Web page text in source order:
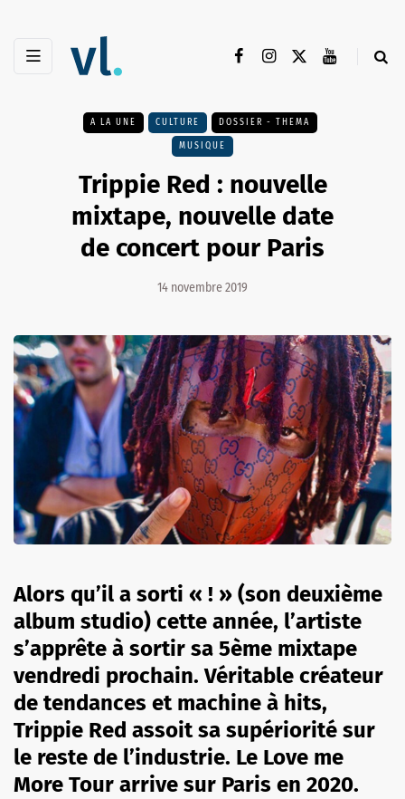
A LA UNE CULTURE DOSSIER - THEMA
MUSIQUE
Trippie Red : nouvelle
mixtape, nouvelle date
de concert pour Paris
14 novembre 2019
Alors qu’il a sorti « ! » (son deuxième
album studio) cette année, l’artiste
s’apprête à sortir sa 5ème mixtape
vendredi prochain. Véritable créateur
de tendances et machine à hits,
Trippie Red assoit sa supériorité sur
le reste de l’industrie. Le Love me
More Tour arrive sur Paris en 2020.